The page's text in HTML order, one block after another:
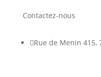
Contactez-nous
Rue de Menin 415,